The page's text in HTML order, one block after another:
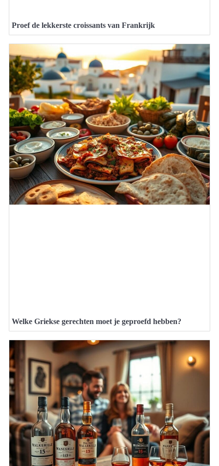
Proef de lekkerste croissants van Frankrijk
Welke Griekse gerechten moet je geproefd hebben?